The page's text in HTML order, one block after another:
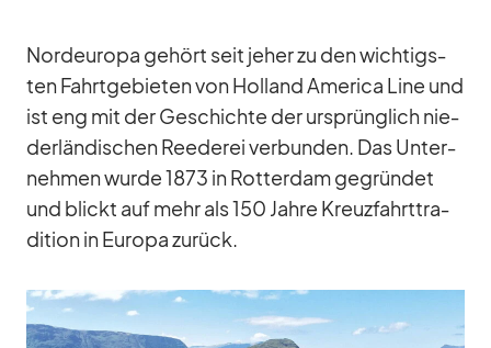
Nord­eu­ropa ge­hört seit je­her zu den wich­tigs­
ten Fahrt­ge­bie­ten von Hol­land Ame­rica Line und
ist eng mit der Ge­schichte der ur­sprüng­lich nie­
der­län­di­schen Ree­de­rei ver­bun­den. Das Un­ter­
neh­men wurde 1873 in Rot­ter­dam ge­grün­det
und blickt auf mehr als 150 Jahre Kreuz­fahrt­tra­
di­tion in Eu­ropa zu­rück.